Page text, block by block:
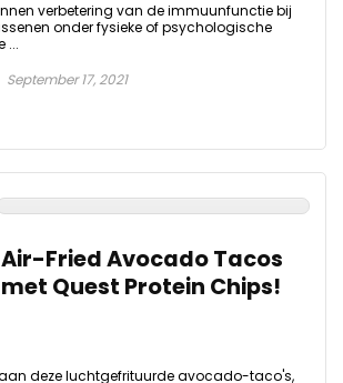
verbetering van de immuunfunctie bij
onder fysieke of psychologische
...
September 17, 2021
Air-Fried Avocado Tacos
met Quest Protein Chips!
deze luchtgefrituurde avocado-taco's,